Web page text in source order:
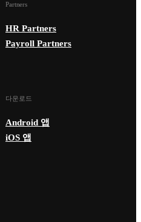
Partners
HR Partners
Payroll Partners
다운로드
Android 앱
iOS 앱